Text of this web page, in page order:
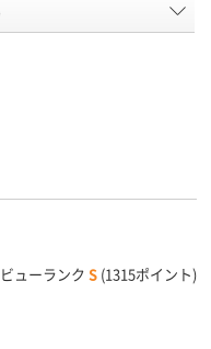
ン系 ブラウン系
ューランク S (1315ポイント)